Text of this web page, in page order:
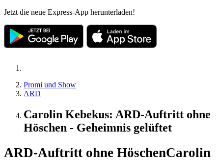
Jetzt die neue Express-App herunterladen!
Promi und Show
ARD
Carolin Kebekus: ARD-Auftritt ohne
Höschen - Geheimnis gelüftet
ARD-Auftritt ohne HöschenCarolin